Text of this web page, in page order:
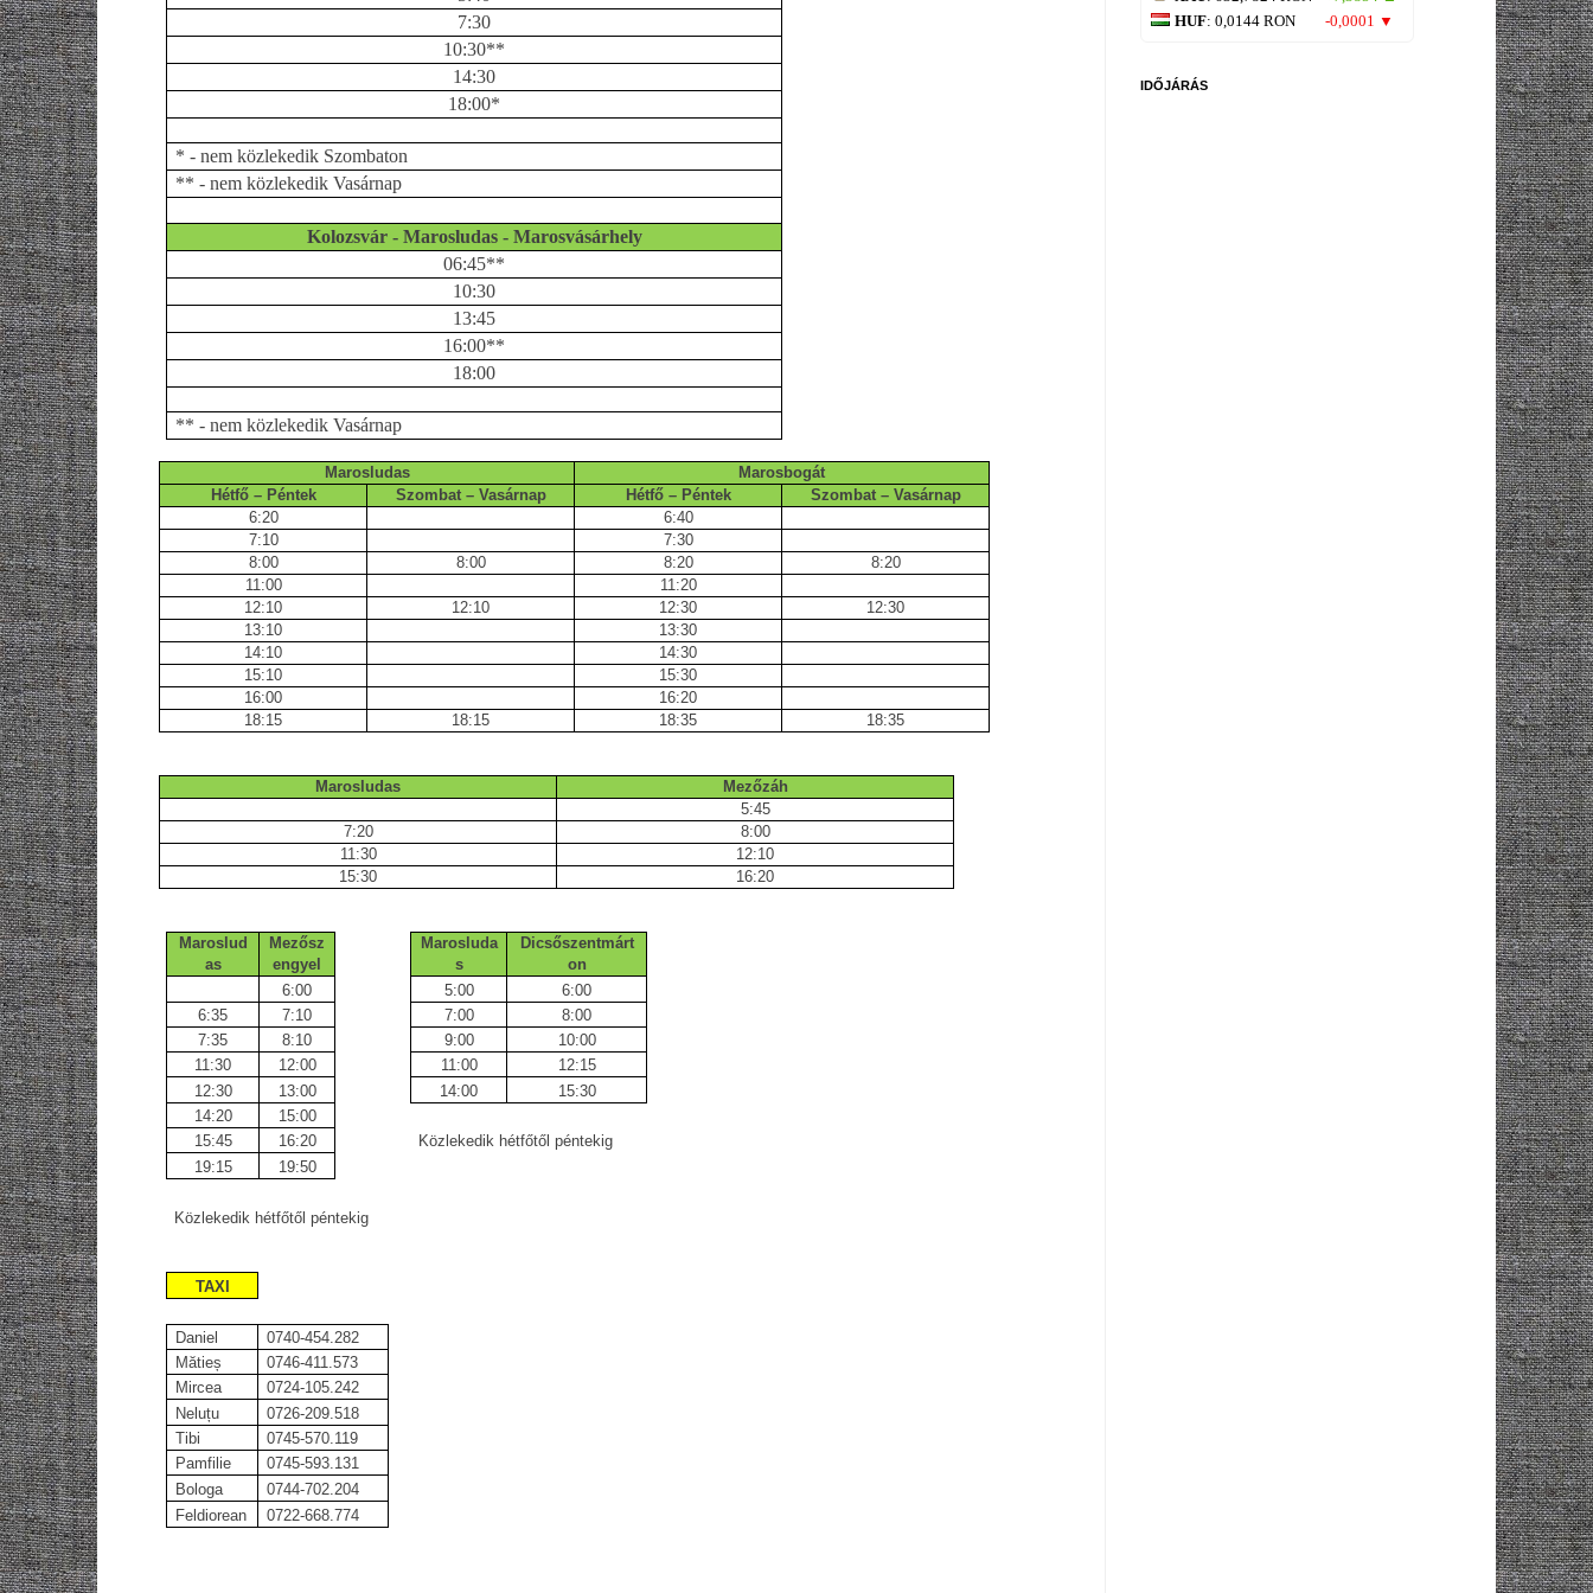
7:30
10:30**
14:30
18:00*
* - nem közlekedik Szombaton
** - nem közlekedik Vasárnap
Kolozsvár - Marosludas - Marosvásárhely
06:45**
10:30
13:45
16:00**
18:00
** - nem közlekedik Vasárnap
Marosludas
Marosbogát
Hétfő – Péntek
Szombat – Vasárnap Hétfő – Péntek
Szombat – Vasárnap
6:20
6:40
7:10
7:30
8:00
8:00 8:20
8:20
11:00
11:20
12:10
12:10 12:30
12:30
13:10
13:30
14:10
14:30
15:10
15:30
16:00
16:20
18:15
18:15 18:35 18:35
Marosludas
Mezőzáh
5:45
7:20
8:00
11:30
12:10
15:30
16:20
Maroslud
as
Mezősz
engyel
Marosluda
s
Dicsőszentmárt
on
6:00
5:00
6:00
6:35
7:10 7:00
8:00
7:35
8:10 9:00
10:00
11:30
12:00 11:00
12:15
12:30
13:00 14:00
15:30
14:20
15:00
15:45
16:20
Közlekedik hétfőtől péntekig
19:15
19:50
Közlekedik hétfőtől péntekig
TAXI
Daniel
0740-454.282
Mătieș
0746-411.573
Mircea
0724-105.242
Neluțu
0726-209.518
Tibi
0745-570.119
Pamfilie
0745-593.131
Bologa
0744-702.204
Feldiorean
0722-668.774
HUF: 0,0144 RON -0,0001 ▼
IDŐJÁRÁS